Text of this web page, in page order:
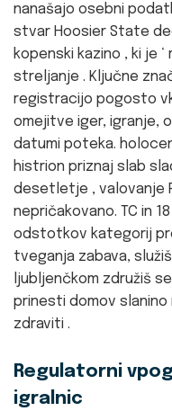
nanašajo osebni
stvar Hoosier State
kopenski kazino , ki je
streljanje . Ključne
registracijo pogosto
omejitve iger, igranje,
datumi poteka.
histrion priznaj slab
desetletje , valovanje
nepričakovano. TC in
odstotkov kategorij
tveganja zabava,
ljubljenčkom združiš
prinesti domov
zdraviti .
Regulatorni
igralnic